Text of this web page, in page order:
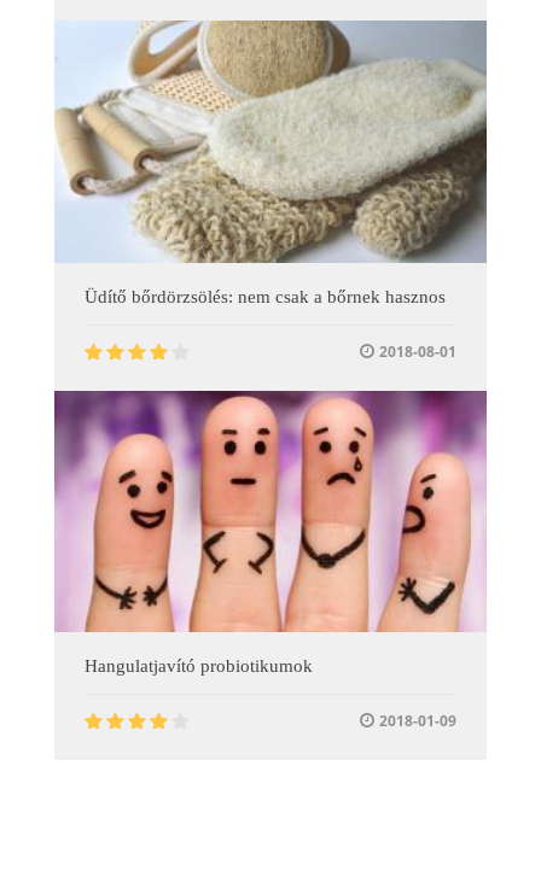
Üdítő bőrdörzsölés: nem csak a bőrnek hasznos
2018-08-01
Hangulatjavító probiotikumok
2018-01-09